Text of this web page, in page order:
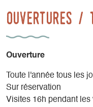
Ouvertures /
Ouverture
Toute l'année tous les
Sur réservation
Visites 16h pendant